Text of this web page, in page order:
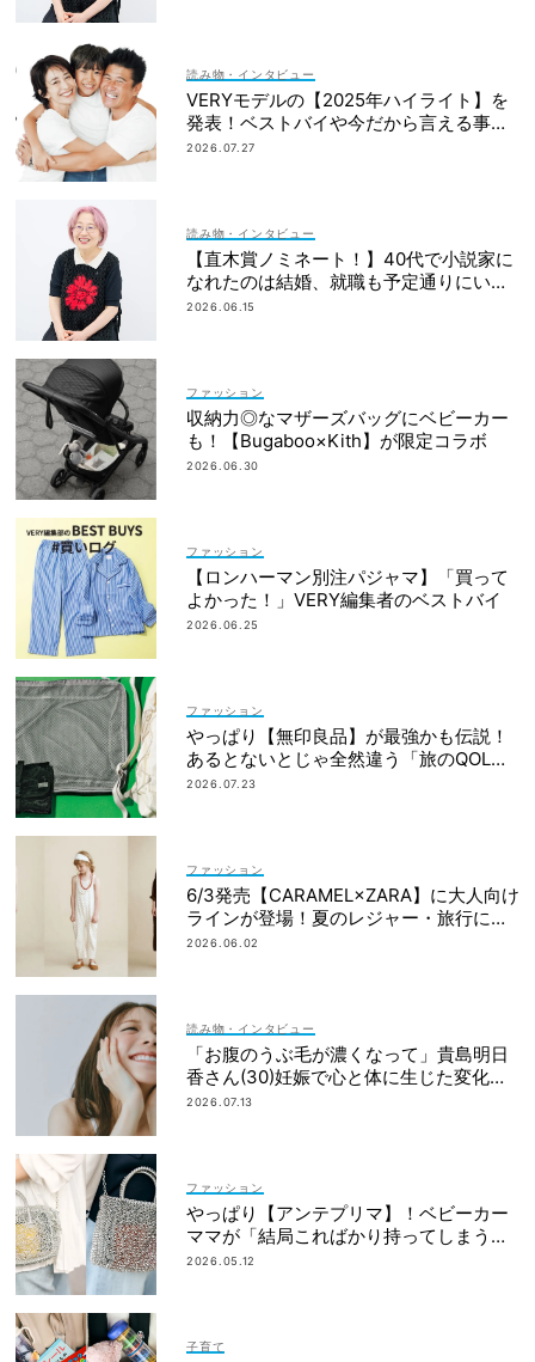
読み物・インタビュー
VERYモデルの【2025年ハイライト】を
発表！ベストバイや今だから言える事件
簿も大公開
2026.07.27
読み物・インタビュー
【直木賞ノミネート！】40代で小説家に
なれたのは結婚、就職も予定通りにいか
なかったから｜朝倉かすみさん
2026.06.15
ファッション
収納力◎なマザーズバッグにベビーカー
も！【Bugaboo×Kith】が限定コラボ
2026.06.30
ファッション
【ロンハーマン別注パジャマ】「買って
よかった！」VERY編集者のベストバイ
2026.06.25
ファッション
やっぱり【無印良品】が最強かも伝説！
あるとないとじゃ全然違う「旅のQOL爆
上げアイテム」
2026.07.23
ファッション
6/3発売【CARAMEL×ZARA】に大人向け
ラインが登場！夏のレジャー・旅行にも
おすすめ
2026.06.02
読み物・インタビュー
「お腹のうぶ毛が濃くなって」貴島明日
香さん(30)妊娠で心と体に生じた変化も
「愛しいです」
2026.07.13
ファッション
やっぱり【アンテプリマ】！ベビーカー
ママが「結局こればかり持ってしまう」
納得の理由
2026.05.12
子育て